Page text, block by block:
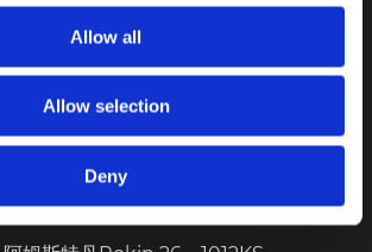
Allow all
Allow selection
Deny
请访问：www.fulumandarijn.com